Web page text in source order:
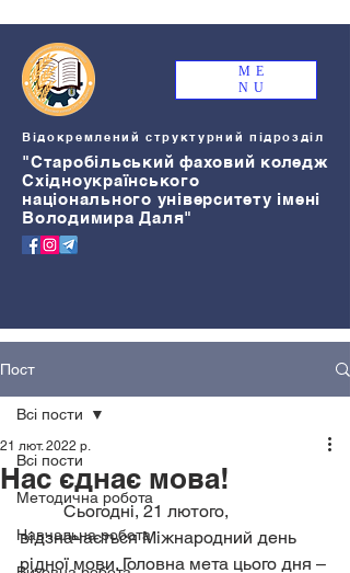
ME
NU
Відокремлений структурний підрозділ
"Старобільський фаховий коледж
Східноукраїнського
національного університету імені
Володимира Даля"
Пост
Всі пости
Методична робота
Навчальна робота
Всі пости
Нас єднає мова!
21 лют. 2022 р.
	Сьогодні, 21 лютого,
відзначається Міжнародний день
рідної мови. Головна мета цього дня –